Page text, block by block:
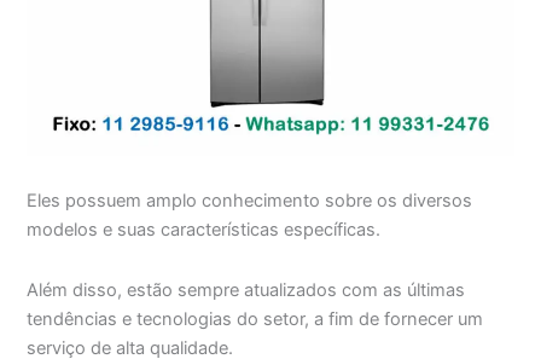
Eles possuem amplo conhecimento sobre os diversos
modelos e suas características específicas.
Além disso, estão sempre atualizados com as últimas
tendências e tecnologias do setor, a fim de fornecer um
serviço de alta qualidade.